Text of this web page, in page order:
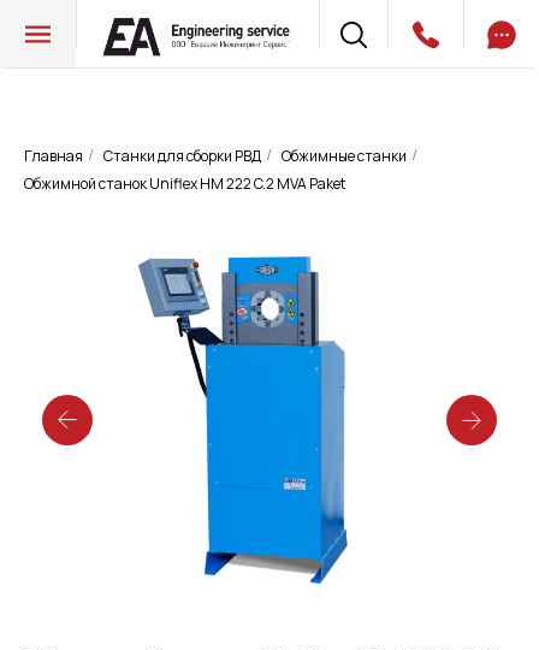
Главная / Станки для сборки РВД / Обжимные станки /
Обжимной станок Uniflex HM 222 C.2 MVA Paket
Обжимной станок Uniflex HM 222 C.2